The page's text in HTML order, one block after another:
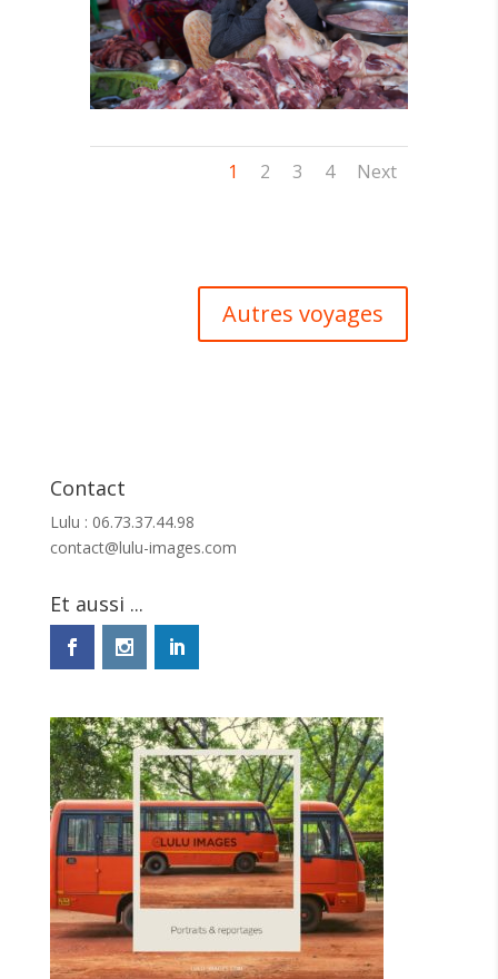
1 2 3 4 Next
Autres voyages
Contact
Lulu : 06.73.37.44.98
contact@lulu-images.com
Et aussi ...